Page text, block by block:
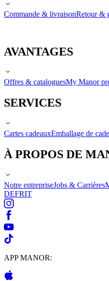
Commande & livraisonRetour &
AVANTAGES
Offres & cataloguesMy Manor
SERVICES
Cartes cadeauxEmballage de
À PROPOS DE
Notre entrepriseJobs & Carrières
DEFRIT
APP MANOR: